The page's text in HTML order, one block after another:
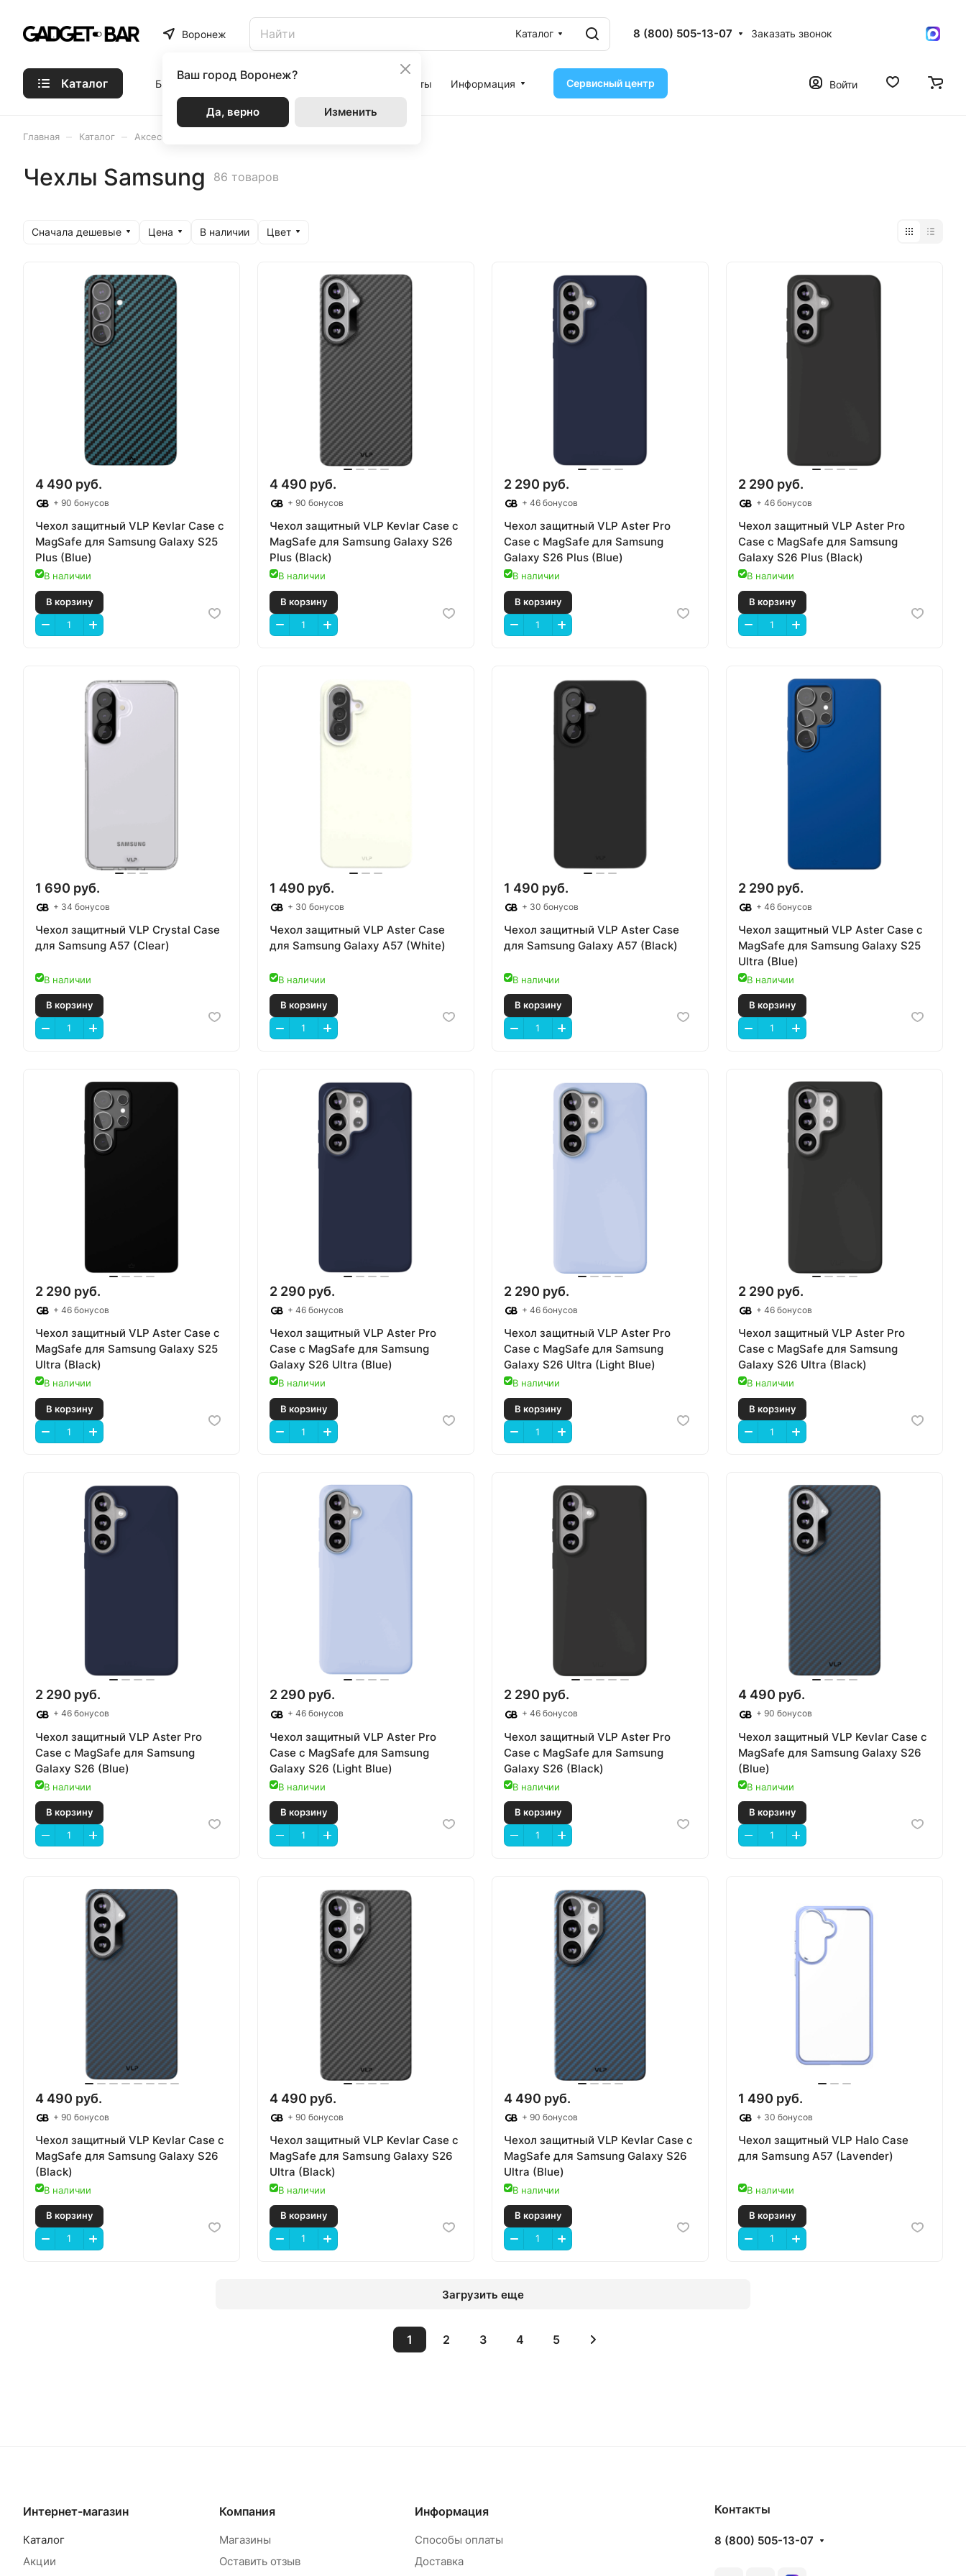
Воронеж
Ваш город Воронеж?
Да, верно Изменить
Каталог 8 (800) 505-13-07 Заказать звонок
Каталог Бренды Статьи Акции Контакты Информация Сервисный центр Войти
Главная Каталог Аксессуары
Чехлы Samsung 86 товаров
Сначала дешевые Цена В наличии Цвет
4 490 руб.
+ 90 бонусов
Чехол защитный VLP Kevlar Case с
MagSafe для Samsung Galaxy S25
Plus (Blue)
В наличии
4 490 руб.
+ 90 бонусов
Чехол защитный VLP Kevlar Case с
MagSafe для Samsung Galaxy S26
Plus (Black)
В наличии
2 290 руб.
+ 46 бонусов
Чехол защитный VLP Aster Pro
Case с MagSafe для Samsung
Galaxy S26 Plus (Blue)
В наличии
2 290 руб.
+ 46 бонусов
Чехол защитный VLP Aster Pro
Case с MagSafe для Samsung
Galaxy S26 Plus (Black)
В наличии
1 690 руб.
+ 34 бонусов
Чехол защитный VLP Crystal Case
для Samsung A57 (Clear)
В наличии
В корзину
1 490 руб.
+ 30 бонусов
Чехол защитный VLP Aster Case
для Samsung Galaxy A57 (White)
В наличии
В корзину
1 490 руб.
+ 30 бонусов
Чехол защитный VLP Aster Case
для Samsung Galaxy A57 (Black)
В наличии
В корзину
2 290 руб.
+ 46 бонусов
Чехол защитный VLP Aster Case с
MagSafe для Samsung Galaxy S25
Ultra (Blue)
В наличии
В корзину
2 290 руб.
+ 46 бонусов
Чехол защитный VLP Aster Case с
MagSafe для Samsung Galaxy S25
Ultra (Black)
В наличии
2 290 руб.
+ 46 бонусов
Чехол защитный VLP Aster Pro
Case с MagSafe для Samsung
Galaxy S26 Ultra (Blue)
В наличии
2 290 руб.
+ 46 бонусов
Чехол защитный VLP Aster Pro
Case с MagSafe для Samsung
Galaxy S26 Ultra (Light Blue)
В наличии
2 290 руб.
+ 46 бонусов
Чехол защитный VLP Aster Pro
Case с MagSafe для Samsung
Galaxy S26 Ultra (Black)
В наличии
В корзину
2 290 руб.
+ 46 бонусов
Чехол защитный VLP Aster Pro
Case с MagSafe для Samsung
Galaxy S26 (Blue)
В наличии
В корзину
2 290 руб.
+ 46 бонусов
Чехол защитный VLP Aster Pro
Case с MagSafe для Samsung
Galaxy S26 (Light Blue)
В наличии
В корзину
2 290 руб.
+ 46 бонусов
Чехол защитный VLP Aster Pro
Case с MagSafe для Samsung
Galaxy S26 (Black)
В наличии
В корзину
4 490 руб.
+ 90 бонусов
Чехол защитный VLP Kevlar Case с
MagSafe для Samsung Galaxy S26
(Blue)
В наличии
4 490 руб.
+ 90 бонусов
Чехол защитный VLP Kevlar Case с
MagSafe для Samsung Galaxy S26
(Black)
В наличии
4 490 руб.
+ 90 бонусов
Чехол защитный VLP Kevlar Case с
MagSafe для Samsung Galaxy S26
Ultra (Black)
В наличии
4 490 руб.
+ 90 бонусов
Чехол защитный VLP Kevlar Case с
MagSafe для Samsung Galaxy S26
Ultra (Blue)
В наличии
1 490 руб.
+ 30 бонусов
Чехол защитный VLP Halo Case
для Samsung A57 (Lavender)
В наличии
Загрузить еще
1 2 3 4 5
Интернет-магазин
Каталог
Акции
Компания
Магазины
Оставить отзыв
Информация
Способы оплаты
Доставка
Контакты
8 (800) 505-13-07